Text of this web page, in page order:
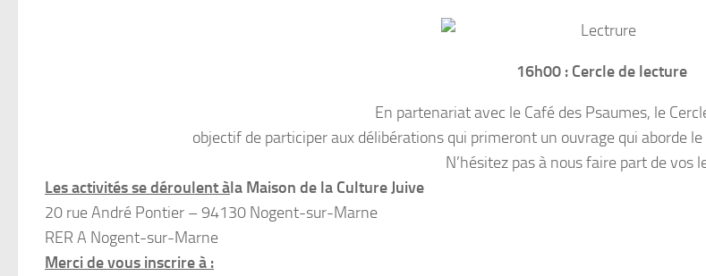
16h00 : Cercle de lecture
En partenariat avec le Café des Psaumes, le
objectif de participer aux délibérations qui primeront un ouvrage qui aborde
N’hésitez pas à nous faire part de vos
Les activités se déroulent àla Maison de la Culture Juive
20 rue André Pontier – 94130 Nogent-sur-Marne
RER A Nogent-sur-Marne
Merci de vous inscrire à :